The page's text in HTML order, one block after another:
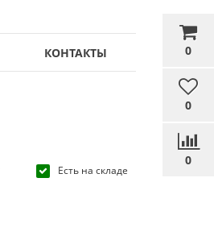
0
0
0
КОНТАКТЫ
Есть на складе